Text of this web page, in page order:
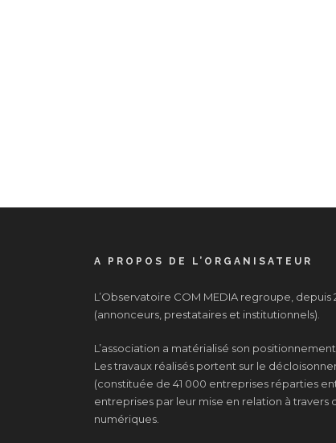
A PROPOS DE L’ORGANISATEUR
L’Observatoire COM MEDIA regroupe,
(annonceurs, prestataires et institutionnels).
L’association a matérialisé son
Les travaux réalisés portent sur le
(constituée de 41 000 entreprises réparties
entreprises par leur mise en relation à
numériques.